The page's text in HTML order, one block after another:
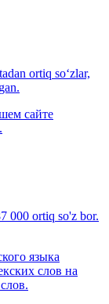
ortiq so‘zlar,
сайте
000 ortiq so'z bor.
языка
слов на